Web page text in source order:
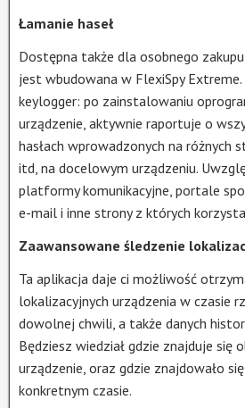
Łamanie haseł
Dostępna także dla osobnego
jest wbudowana w FlexiSpy
keylogger: po zainstalowaniu
urządzenie, aktywnie raportuje o
hasłach wprowadzonych na różnych
itd, na docelowym urządzeniu.
platformy komunikacyjne, portale
e-mail i inne strony z których
Zaawansowane śledzenie
Ta aplikacja daje ci możliwość
lokalizacyjnych urządzenia w czasie
dowolnej chwili, a także danych
Będziesz wiedział gdzie znajduje się
urządzenie, oraz gdzie znajdowało
konkretnym czasie.